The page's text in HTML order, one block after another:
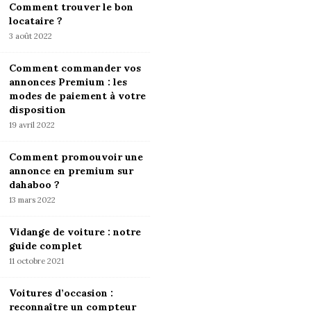
Comment trouver le bon
locataire ?
3 août 2022
Comment commander vos
annonces Premium : les
modes de paiement à votre
disposition
19 avril 2022
Comment promouvoir une
annonce en premium sur
dahaboo ?
13 mars 2022
Vidange de voiture : notre
guide complet
11 octobre 2021
Voitures d’occasion :
reconnaître un compteur